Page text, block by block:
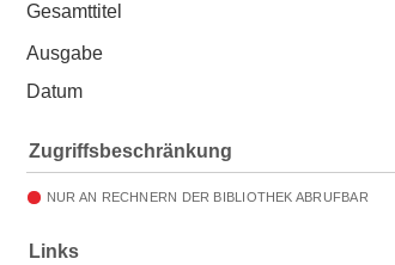
Gesamttitel
Ausgabe
Datum
Zugriffsbeschränkung
NUR AN RECHNERN DER BIBLIOTHEK ABRUFBAR
Links